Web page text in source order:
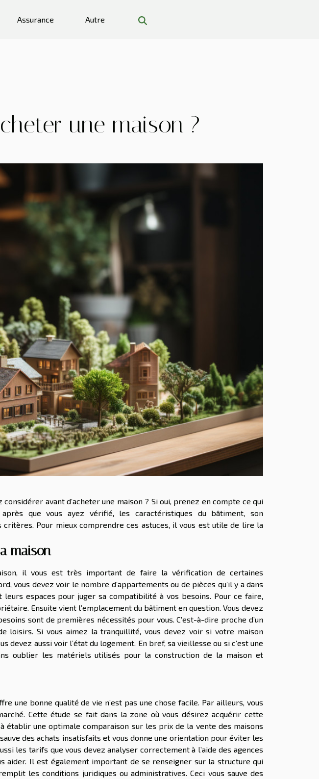
Assurance Autre
une maison ?
avant d’acheter une maison ? Si oui, prenez en compte ce qui
que vous ayez vérifié, les caractéristiques du bâtiment, son
Pour mieux comprendre ces astuces, il vous est utile de lire la
maison
il vous est très important de faire la vérification de certaines
vous devez voir le nombre d’appartements ou de pièces qu’il y a dans
leurs espaces pour juger sa compatibilité à vos besoins. Pour ce faire,
Ensuite vient l’emplacement du bâtiment en question. Vous devez
sont de premières nécessités pour vous. C’est-à-dire proche d’un
loisirs. Si vous aimez la tranquillité, vous devez voir si votre maison
devez aussi voir l’état du logement. En bref, sa vieillesse ou si c’est une
oublier les matériels utilisés pour la construction de la maison et
une bonne qualité de vie n’est pas une chose facile. Par ailleurs, vous
Cette étude se fait dans la zone où vous désirez acquérir cette
établir une optimale comparaison sur les prix de la vente des maisons
des achats insatisfaits et vous donne une orientation pour éviter les
les tarifs que vous devez analyser correctement à l’aide des agences
aider. Il est également important de se renseigner sur la structure qui
les conditions juridiques ou administratives. Ceci vous sauve des